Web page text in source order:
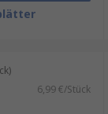
6,99 €/Stück